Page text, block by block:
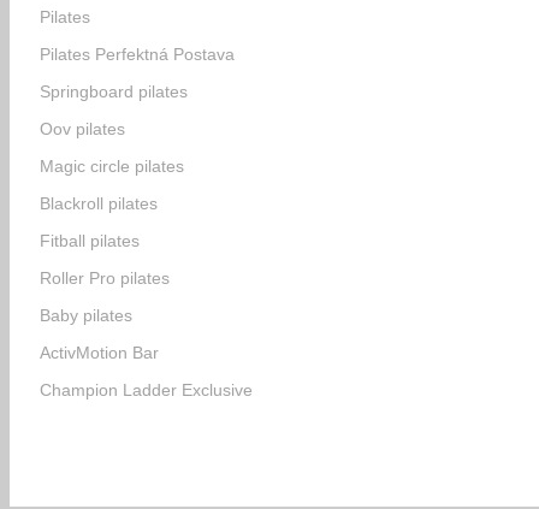
Pilates
Pilates Perfektná Postava
Springboard pilates
Oov pilates
Magic circle pilates
Blackroll pilates
Fitball pilates
Roller Pro pilates
Baby pilates
ActivMotion Bar
Champion Ladder Exclusive